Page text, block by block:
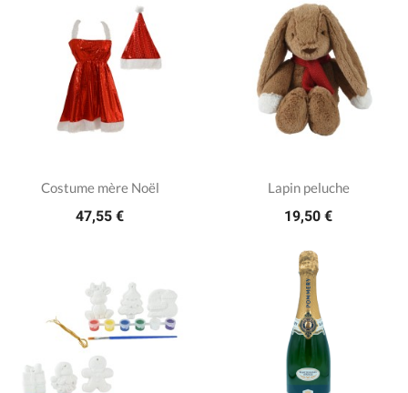
Costume mère Noël
47,55 €
Lapin peluche
19,50 €